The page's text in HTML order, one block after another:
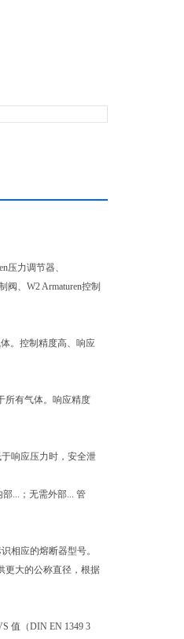
压力调节器、
、W2 Armaturen控制
。控制精度高、响应
所有气体。响应精度
响应压力时，安全泄
...；无需外部... 管
相应的熔断器型号。
更大的公称直径，根据
值（DIN EN 1349 3